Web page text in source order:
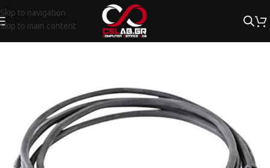
Skip to navigation
Skip to main content